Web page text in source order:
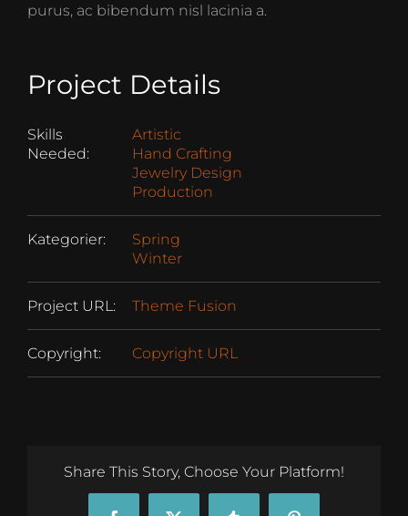
purus, ac bibendum nisl lacinia a.
Project Details
Skills
Needed:
Artistic
Hand Crafting
Jewelry Design
Production
Kategorier:
Spring
Winter
Project URL: Theme Fusion
Copyright: Copyright URL
Share This Story, Choose Your Platform!